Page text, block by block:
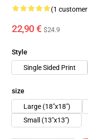
(1
22,90 € $24.9
Style
Single Sided Print
size
Large (18"x18")
Small (13"x13")